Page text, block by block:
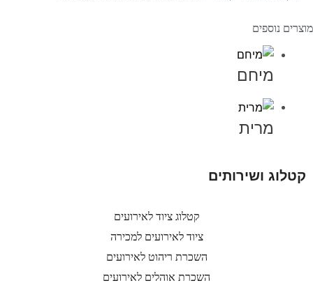
מוצרים נוספים
מיחם
מרית
קטלוג ושירותים
קטלוג ציוד לאירועים
ציוד לאירועים למכירה
השכרת ריהוט לאירועים
השכרת אוהלים לאירועים